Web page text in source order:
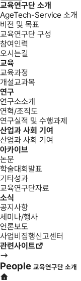
교육연구단 소개
AgeTech-Service 소개
비전 및 목표
교육연구단 구성
참여인력
오시는길
교육
교육과정
개설교과목
연구
연구소소개
연혁/조직도
연구실적 및 수행과제
산업과 사회 기여
산업과 사회 기여
아카이브
논문
학술대회발표
기타성과
교육연구단자료
소식
공지사항
세미나/행사
언론보도
사업비집행신고센터
관련사이트
People 교육연구단 소개